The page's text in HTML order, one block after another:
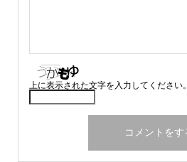
上に表示された文字を入力してください。